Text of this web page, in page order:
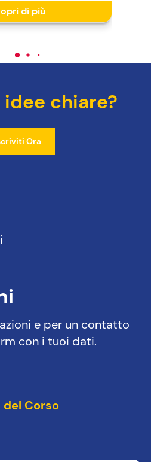
di più
idee chiare?
Ora
e per un contatto
con i tuoi dati.
del Corso